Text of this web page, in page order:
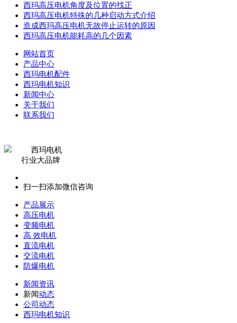
西玛高压电机角度及位置的找正
西玛高压电机特殊的几种启动方式介绍
造成西玛高压电机无故停止运转的原因
西玛高压电机能耗高的几个因素
网站首页
产品中心
西玛电机配件
西玛电机知识
新闻中心
关于我们
联系我们
西玛电机
行业大品牌
扫一扫添加微信咨询
产品展示
高压电机
变频电机
高 效电机
直流电机
交流电机
防爆电机
新闻资讯
新闻动态
公司动态
西玛电机知识